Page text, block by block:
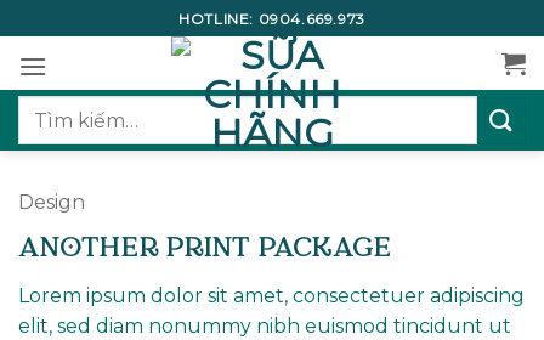
qua
nội
dung
HOTLINE: 0904.669.973
Tìm
Design
ANOTHER PRINT PACKAGE
Lorem ipsum dolor sit amet, consectetuer adipiscing
elit, sed diam nonummy nibh euismod tincidunt ut